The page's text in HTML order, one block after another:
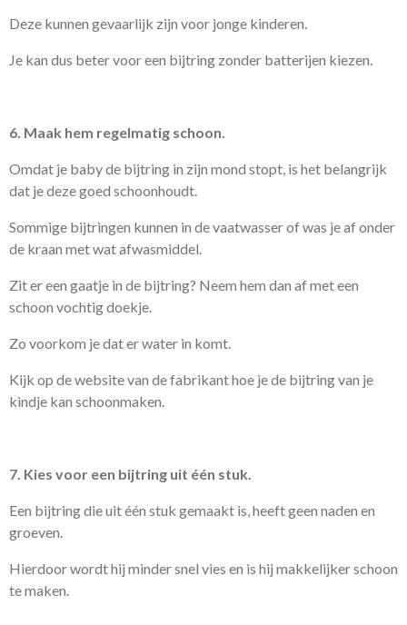
Deze kunnen gevaarlijk zijn voor jonge kinderen.
Je kan dus beter voor een bijtring zonder batterijen kiezen.
6. Maak hem regelmatig schoon.
Omdat je baby de bijtring in zijn mond stopt, is het belangrijk
dat je deze goed schoonhoudt.
Sommige bijtringen kunnen in de vaatwasser of was je af onder
de kraan met wat afwasmiddel.
Zit er een gaatje in de bijtring? Neem hem dan af met een
schoon vochtig doekje.
Zo voorkom je dat er water in komt.
Kijk op de website van de fabrikant hoe je de bijtring van je
kindje kan schoonmaken.
7. Kies voor een bijtring uit één stuk.
Een bijtring die uit één stuk gemaakt is, heeft geen naden en
groeven.
Hierdoor wordt hij minder snel vies en is hij makkelijker schoon
te maken.